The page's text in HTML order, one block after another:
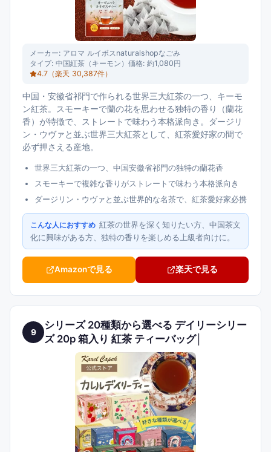
メーカー: アロマ ルイボスnaturalshopなごみ
タイプ: 中国紅茶（キーモン） 価格: 約1,080円
4.7 （楽天 30,387件）
中国・安徽省祁門で作られる世界三大紅茶の一つ、キーモ
ン紅茶。スモーキーで蘭の花を思わせる独特の香り（蘭花
香）が特徴で、ストレートで味わう本格派向き。ダージリ
ン・ウヴァと並ぶ世界三大紅茶として、紅茶愛好家の間で
必ず押さえる産地。
世界三大紅茶の一つ、中国安徽省祁門の独特の蘭花香
スモーキーで複雑な香りがストレートで味わう本格派向き
ダージリン・ウヴァと並ぶ世界的な名茶で、紅茶愛好家必携
こんな人におすすめ 紅茶の世界を深く知りたい方、中国茶文
化に興味がある方、独特の香りを楽しめる上級者向けに。
Amazonで見る 楽天で見る
9
シリーズ 20種類から選べる デイリーシリー
ズ 20p 箱入り 紅茶 ティーバッグ│